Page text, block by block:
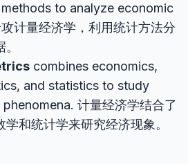
to analyze economic
计量经济学，利用统计方法分
combines economics,
and statistics to study
计量经济学结合了
学和统计学来研究经济现象。